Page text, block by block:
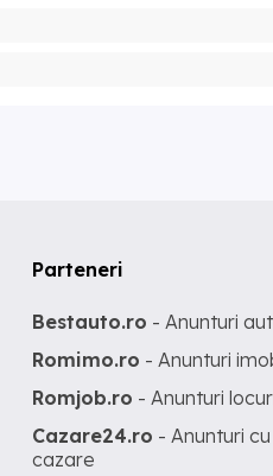
Parteneri
Bestauto.ro - Anunturi
Romimo.ro - Anunturi
Romjob.ro - Anunturi
Cazare24.ro - Anunturi
cazare